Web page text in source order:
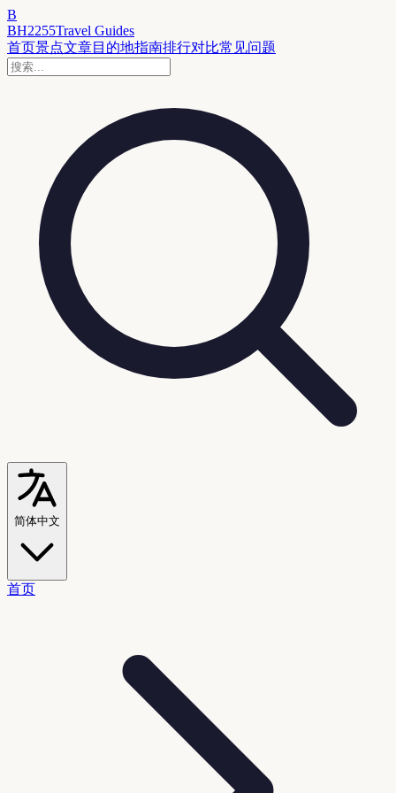
B
BH2255Travel Guides
首页景点文章目的地指南排行对比常见问题
简体中文
首页